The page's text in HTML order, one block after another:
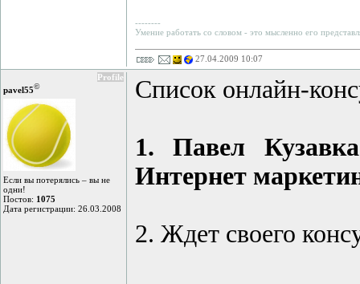
--------
Умение работать со словом - это мысленно его
27.04.2009 10:07
Profile
pavel55©
Если вы потерялись – вы не
одни!
Постов: 1075
Дата регистрации: 26.03.2008
Список онлайн-
1. Павел
Интернет
2. Ждет своего